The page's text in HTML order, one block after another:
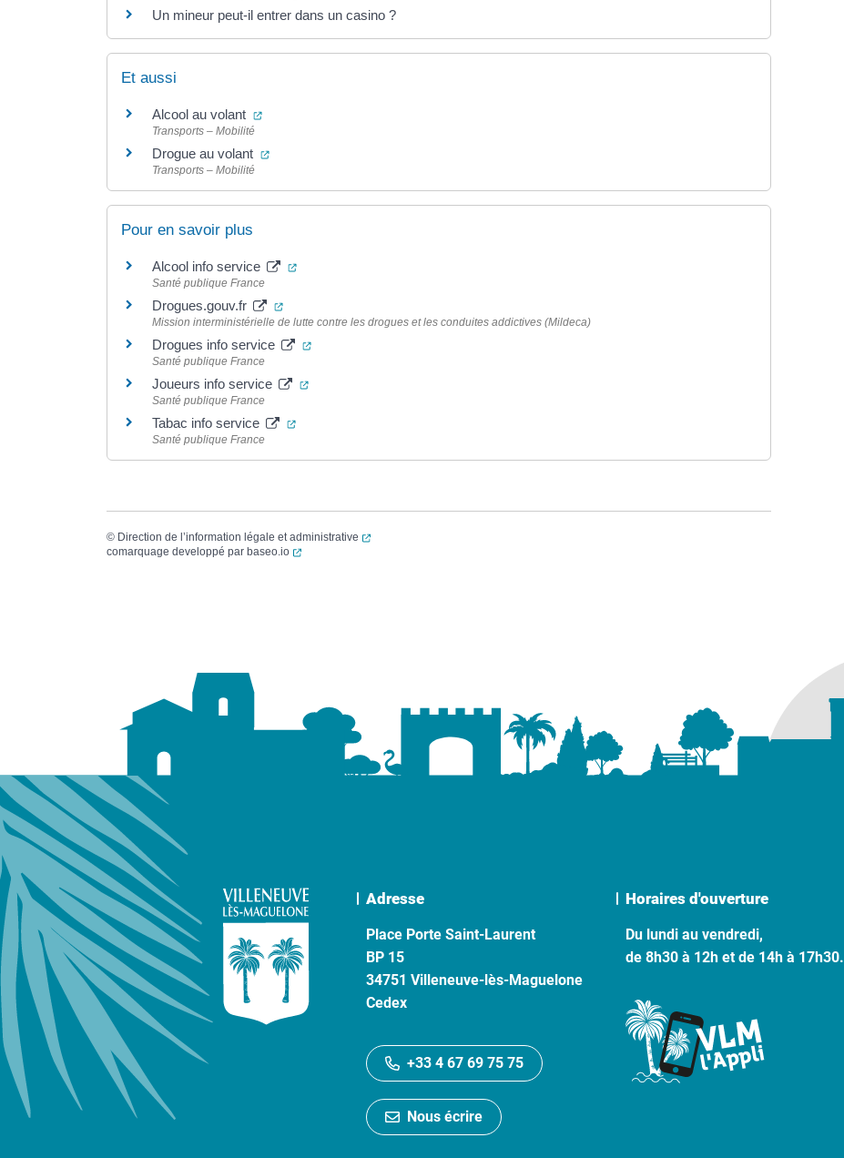
Un mineur peut-il entrer dans un casino ?
Et aussi
Alcool au volant (ouverture dans un nouvel onglet)
Transports – Mobilité
Drogue au volant (ouverture dans un nouvel onglet)
Transports – Mobilité
Pour en savoir plus
Alcool info service (ouverture dans un nouvel onglet)
Santé publique France
Drogues.gouv.fr (ouverture dans un nouvel onglet)
Mission interministérielle de lutte contre les drogues et les conduites addictives (Mildeca)
Drogues info service (ouverture dans un nouvel onglet)
Santé publique France
Joueurs info service (ouverture dans un nouvel onglet)
Santé publique France
Tabac info service (ouverture dans un nouvel onglet)
Santé publique France
© Direction de l’information légale et administrative
(ouverture dans un nouvel onglet)
comarquage developpé par baseo.io (ouverture dans un nouvel onglet)
Adresse
Place Porte Saint-Laurent
BP 15
34751 Villeneuve-lès-Maguelone
Cedex
+33 4 67 69 75 75
Nous écrire
Horaires d'ouverture
Du lundi au vendredi,
de 8h30 à 12h et de 14h à 17h30.